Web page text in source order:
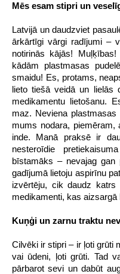
Mēs esam stipri un
Latvijā un daudzviet
ārkārtīgi vārgi radījumi –
notirinās kājās!
kādām plastmasas
smaidu! Es, protams,
lieto tiešā veidā un lielās
medikamentu lietošanu.
maz. Neviena
mums nodara,
inde. Manā praksē ir
nesteroīdie
bīstamāks – nevajag gan
gadījumā lietoju aspirīnu
izvērtēju, cik daudz
medikamenti, kas aizsargā
Kuņģi un zarnu traktu
Cilvēki ir stipri – ir ļoti grūti
vai ūdeni, ļoti grūti. Tad
pārbarot sevi un dabūt